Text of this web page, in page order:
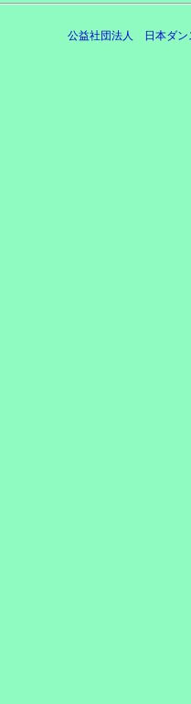
公益社団法人 日本ダ